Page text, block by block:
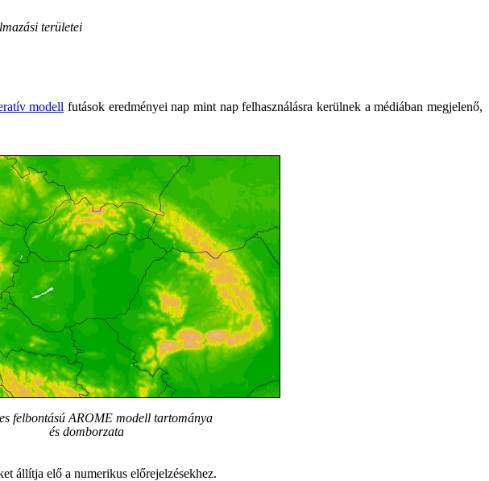
területei
modell futások eredményei nap mint nap felhasználásra kerülnek a médiában megjelenő,
felbontású AROME modell tartománya
és domborzata
állítja elő a numerikus előrejelzésekhez.